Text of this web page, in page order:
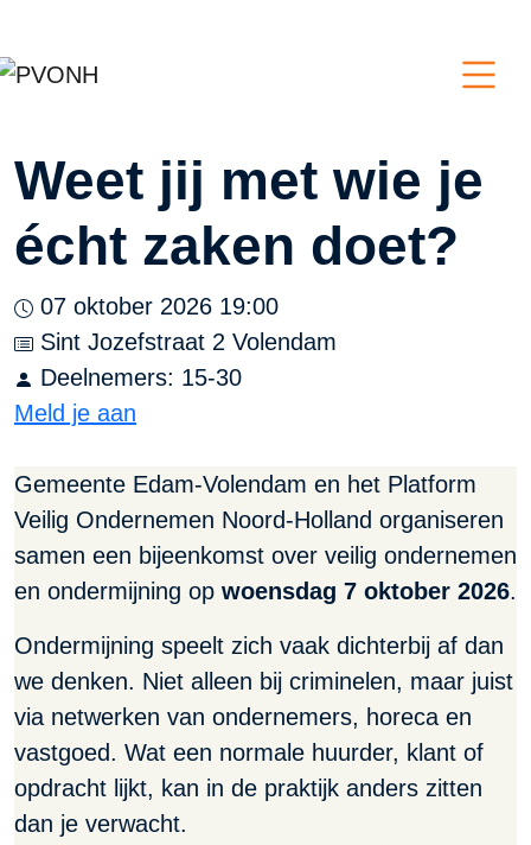
Weet jij met wie je
écht zaken doet?
07 oktober 2026 19:00
Sint Jozefstraat 2 Volendam
Deelnemers: 15-30
Meld je aan
Gemeente Edam-Volendam en het Platform
Veilig Ondernemen Noord-Holland organiseren
samen een bijeenkomst over veilig ondernemen
en ondermijning op woensdag 7 oktober 2026.
Ondermijning speelt zich vaak dichterbij af dan
we denken. Niet alleen bij criminelen, maar juist
via netwerken van ondernemers, horeca en
vastgoed. Wat een normale huurder, klant of
opdracht lijkt, kan in de praktijk anders zitten
dan je verwacht.